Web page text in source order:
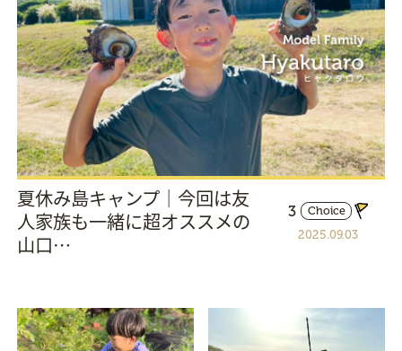
夏休み島キャンプ｜今回は友
人家族も一緒に超オススメの
山口…
3
Choice
2025.09.03